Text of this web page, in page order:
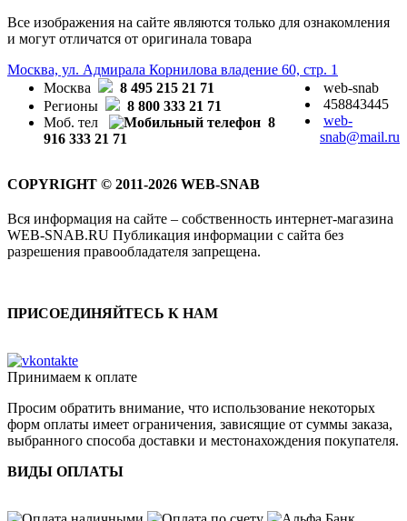
Все изображения на сайте являются только для ознакомления
и могут отличатся от оригинала товара
Москва, ул. Адмирала Корнилова владение 60, стр. 1
Москва
8 495 215 21 71
Регионы
8 800 333 21 71
Моб. тел
8
916 333 21 71
web-snab
458843445
web-
snab@mail.ru
COPYRIGHT © 2011-2026 WEB-SNAB
Вся информация на сайте – собственность интернет-магазина
WEB-SNAB.RU Публикация информации с сайта без
разрешения правообладателя запрещена.
ПРИСОЕДИНЯЙТЕСЬ К НАМ
Принимаем к оплате
Просим обратить внимание, что использование некоторых
форм оплаты имеет ограничения, зависящие от суммы заказа,
выбранного способа доставки и местонахождения покупателя.
ВИДЫ ОПЛАТЫ